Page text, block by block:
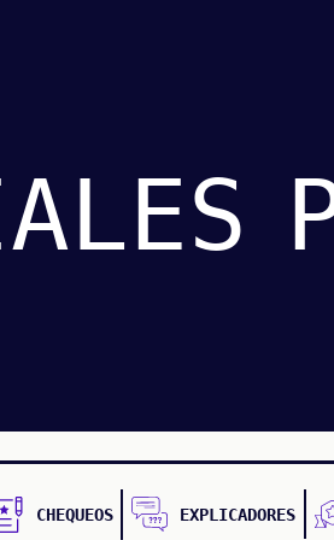
CHEQUEOS EXPLICADORES